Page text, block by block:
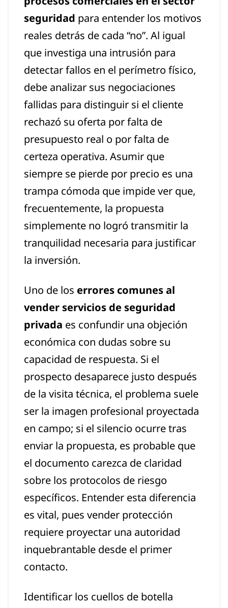
seguridad para entender los motivos
reales detrás de cada “no”. Al igual
que investiga una intrusión para
detectar fallos en el perímetro físico,
debe analizar sus negociaciones
fallidas para distinguir si el cliente
rechazó su oferta por falta de
presupuesto real o por falta de
certeza operativa. Asumir que
siempre se pierde por precio es una
trampa cómoda que impide ver que,
frecuentemente, la propuesta
simplemente no logró transmitir la
tranquilidad necesaria para justificar
la inversión.
Uno de los errores comunes al
vender servicios de seguridad
privada es confundir una objeción
económica con dudas sobre su
capacidad de respuesta. Si el
prospecto desaparece justo después
de la visita técnica, el problema suele
ser la imagen profesional proyectada
en campo; si el silencio ocurre tras
enviar la propuesta, es probable que
el documento carezca de claridad
sobre los protocolos de riesgo
específicos. Entender esta diferencia
es vital, pues vender protección
requiere proyectar una autoridad
inquebrantable desde el primer
contacto.
Identificar los cuellos de botella